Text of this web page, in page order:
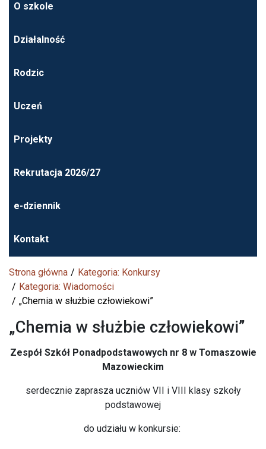
O szkole
Działalność
Rodzic
Uczeń
Projekty
Rekrutacja 2026/27
e-dziennik
Kontakt
Strona główna
Kategoria: Konkursy
Kategoria: Wiadomości
„Chemia w służbie człowiekowi”
„Chemia w służbie człowiekowi”
Zespół Szkół Ponadpodstawowych nr 8 w Tomaszowie
Mazowieckim
serdecznie zaprasza uczniów VII i VIII klasy szkoły
podstawowej
do udziału w konkursie: